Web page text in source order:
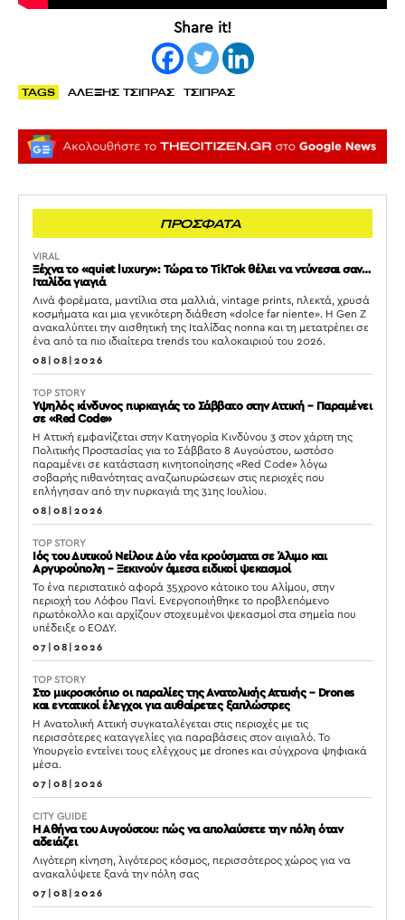
Share it!
TAGS ΑΛΕΞΗΣ ΤΣΙΠΡΑΣ ΤΣΙΠΡΑΣ
ΠΡΟΣΦΑΤΑ
VIRAL
Ξέχνα το «quiet luxury»: Τώρα το TikTok θέλει να ντύνεσαι σαν…
Ιταλίδα γιαγιά
Λινά φορέματα, μαντίλια στα μαλλιά, vintage prints, πλεκτά, χρυσά
κοσμήματα και μια γενικότερη διάθεση «dolce far niente». Η Gen Z
ανακαλύπτει την αισθητική της Ιταλίδας nonna και τη μετατρέπει σε
ένα από τα πιο ιδιαίτερα trends του καλοκαιριού του 2026.
08|08|2026
TOP STORY
Υψηλός κίνδυνος πυρκαγιάς το Σάββατο στην Αττική – Παραμένει
σε «Red Code»
Η Αττική εμφανίζεται στην Κατηγορία Κινδύνου 3 στον χάρτη της
Πολιτικής Προστασίας για το Σάββατο 8 Αυγούστου, ωστόσο
παραμένει σε κατάσταση κινητοποίησης «Red Code» λόγω
σοβαρής πιθανότητας αναζωπυρώσεων στις περιοχές που
επλήγησαν από την πυρκαγιά της 31ης Ιουλίου.
08|08|2026
TOP STORY
Ιός του Δυτικού Νείλου: Δύο νέα κρούσματα σε Άλιμο και
Αργυρούπολη – Ξεκινούν άμεσα ειδικοί ψεκασμοί
Το ένα περιστατικό αφορά 35χρονο κάτοικο του Αλίμου, στην
περιοχή του Λόφου Πανί. Ενεργοποιήθηκε το προβλεπόμενο
πρωτόκολλο και αρχίζουν στοχευμένοι ψεκασμοί στα σημεία που
υπέδειξε ο ΕΟΔΥ.
07|08|2026
TOP STORY
Στο μικροσκόπιο οι παραλίες της Ανατολικής Αττικής – Drones
και εντατικοί έλεγχοι για αυθαίρετες ξαπλώστρες
Η Ανατολική Αττική συγκαταλέγεται στις περιοχές με τις
περισσότερες καταγγελίες για παραβάσεις στον αιγιαλό. Το
Υπουργείο εντείνει τους ελέγχους με drones και σύγχρονα ψηφιακά
μέσα.
07|08|2026
CITY GUIDE
Η Αθήνα του Αυγούστου: πώς να απολαύσετε την πόλη όταν
αδειάζει
Λιγότερη κίνηση, λιγότερος κόσμος, περισσότερος χώρος για να
ανακαλύψετε ξανά την πόλη σας
07|08|2026